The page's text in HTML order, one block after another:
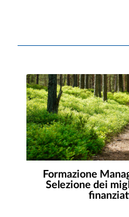
Formazione
Selezione dei